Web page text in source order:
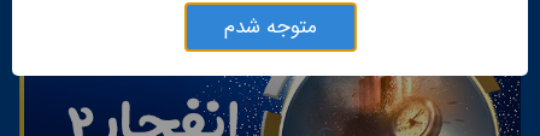
متوجه شدم